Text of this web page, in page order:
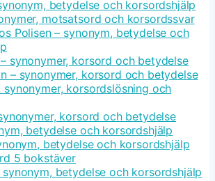
betydelse och korsordshjälp
motsatsord och korsordssvar
Polisen – synonym, betydelse och
synonymer, korsord och betydelse
– synonymer, korsord och betydelse
synonymer, korsordslösning och
korsord och betydelse
betydelse och korsordshjälp
betydelse och korsordshjälp
5 bokstäver
synonym, betydelse och korsordshjälp